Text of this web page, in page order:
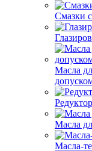
Смазки
Масла
Масла
Масла-